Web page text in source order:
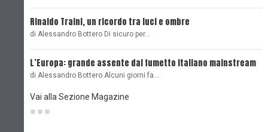
Rinaldo Traini, un ricordo tra luci e ombre
di Alessandro Bottero Di sicuro per…
L’Europa: grande assente dal fumetto italiano mainstream
di Alessandro Bottero Alcuni giorni fa…
Vai alla Sezione Magazine